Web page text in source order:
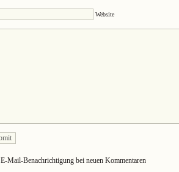
Website
E-Mail-Benachrichtigung bei neuen Kommentaren